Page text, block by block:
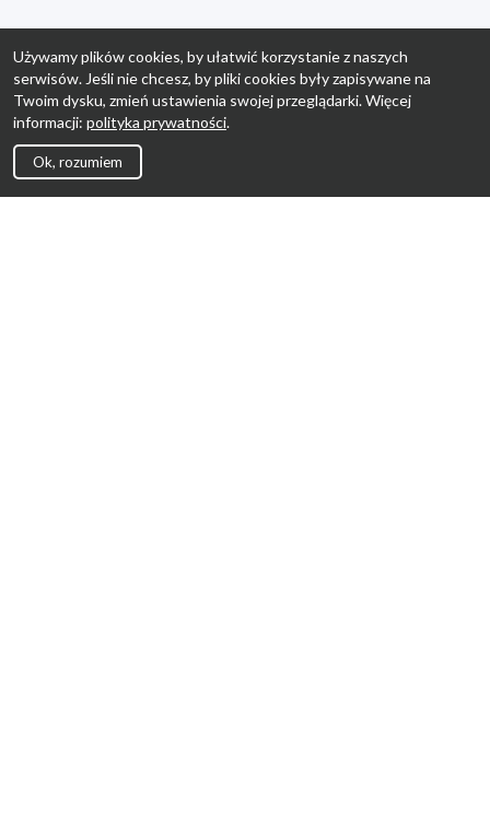
Używamy plików cookies, by ułatwić korzystanie z naszych
serwisów. Jeśli nie chcesz, by pliki cookies były zapisywane na
Twoim dysku, zmień ustawienia swojej przeglądarki. Więcej
informacji: polityka prywatności.
Ok, rozumiem